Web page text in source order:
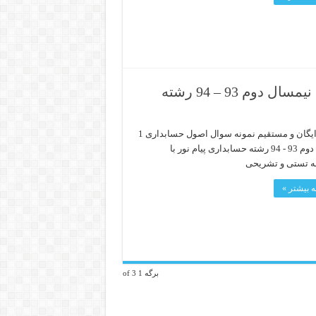
دانلود رایگان نمونه سوال اصول حسابداری 1 نیمسال دوم 93 – 94 رشته
دانلود رایگان و مستقیم نمونه سوال اصول حسابداری 1
نیمسال دوم 93 - 94 رشته حسابداری پیام نور با
تستی و تشریحی
بیشتر »
برگه 1 of 3